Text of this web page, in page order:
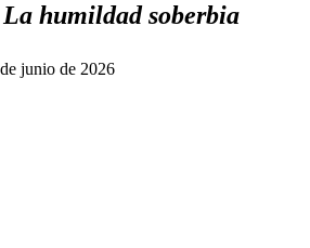
La humildad soberbia
junio de 2026